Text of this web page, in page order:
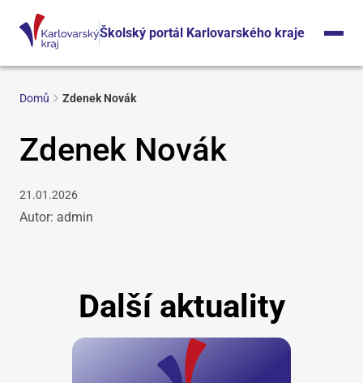
Školský portál Karlovarského kraje
Domů Zdenek Novák
Zdenek Novák
21.01.2026
Autor: admin
Další aktuality